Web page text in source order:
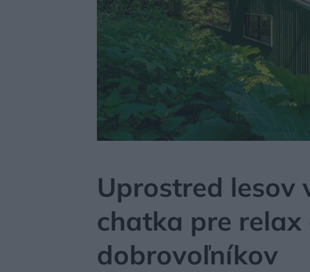
Uprostred
chatka pre
dobrovoľníkov